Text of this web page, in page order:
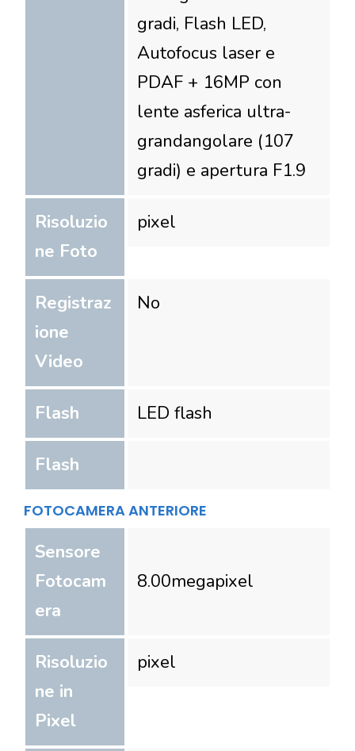
gradi, Flash LED,
Autofocus laser e
PDAF + 16MP con
lente asferica ultra-
grandangolare (107
gradi) e apertura F1.9
Risoluzio
ne Foto
pixel
Registraz
ione
Video
No
Flash LED flash
Flash
FOTOCAMERA ANTERIORE
Sensore
Fotocam
era
8.00megapixel
Risoluzio
ne in
Pixel
pixel